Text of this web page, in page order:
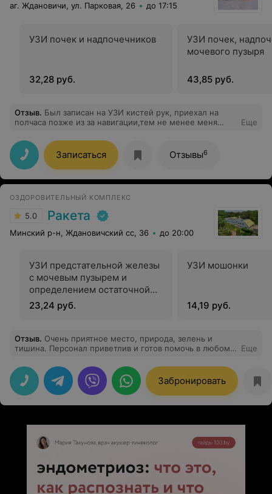
аг. Ждановичи, ул. Парковая, 26 до 17:15
УЗИ почек и надпочечников
32,28 руб.
УЗИ почек,
мочевого пузыря
43,85 руб.
Отзыв. Был записан на УЗИ кистей рук, приехал на
полчаса позже из за навигации,тем не менее меня
быстро и качественно с полным разъяснением и
описанием Прекрасные и доброжелательные врачи
,огромное Вам спасибо за Ваш труд!
Еще
Записаться Отзывы6
ОЗДОРОВИТЕЛЬНЫЙ КОМПЛЕКС
5.0 Ракета
Минский р-н, Ждановичский сс, 36 до 20:00
УЗИ предстательной железы
с мочевым пузырем и
определением остаточной
мочи (трансабдоминально)
23,24 руб.
УЗИ мошонки
14,19 руб.
Отзыв. Очень приятное место, природа, зелень и
тишина. Персонал приветлив и готов помочь в любом
цены, хорошее обслуживание. Делала ударно
волновую терапию, УЗИ мягких тканей без очередей и
суеты
Еще
Забронировать